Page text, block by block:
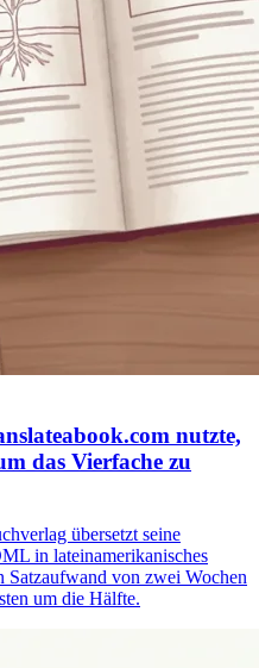
nutzte,
das Vierfache zu
übersetzt seine
in lateinamerikanisches
Satzaufwand von zwei Wochen
um die Hälfte.